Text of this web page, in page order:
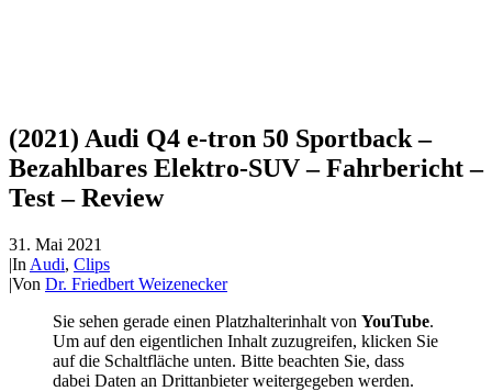
(2021) Audi Q4 e-tron 50 Sportback –
Bezahlbares Elektro-SUV – Fahrbericht –
Test – Review
31. Mai 2021
|In Audi, Clips
|Von Dr. Friedbert Weizenecker
Sie sehen gerade einen Platzhalterinhalt von YouTube.
Um auf den eigentlichen Inhalt zuzugreifen, klicken Sie
auf die Schaltfläche unten. Bitte beachten Sie, dass
dabei Daten an Drittanbieter weitergegeben werden.